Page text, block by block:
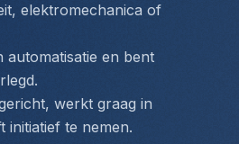
elektromechanica of
automatisatie en bent
werkt graag in
initiatief te nemen.